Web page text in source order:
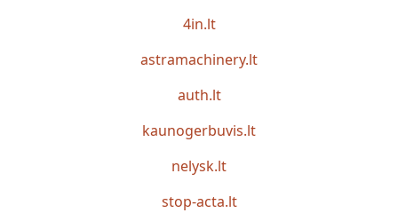
4in.lt
astramachinery.lt
auth.lt
kaunogerbuvis.lt
nelysk.lt
stop-acta.lt